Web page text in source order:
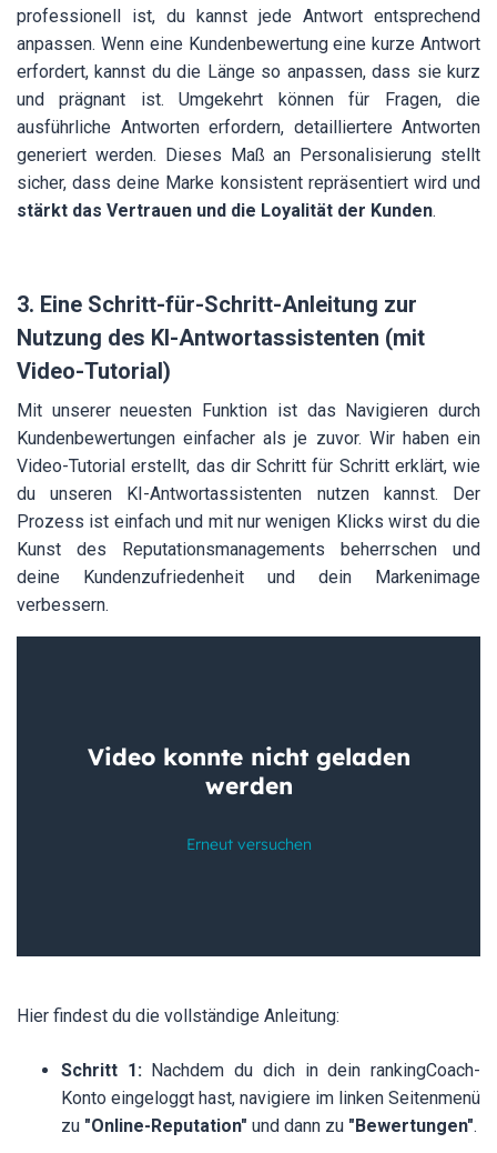
professionell ist, du kannst jede Antwort entsprechend
anpassen. Wenn eine Kundenbewertung eine kurze Antwort
erfordert, kannst du die Länge so anpassen, dass sie kurz
und prägnant ist. Umgekehrt können für Fragen, die
ausführliche Antworten erfordern, detailliertere Antworten
generiert werden. Dieses Maß an Personalisierung stellt
sicher, dass deine Marke konsistent repräsentiert wird und
stärkt das Vertrauen und die Loyalität der Kunden.
3. Eine Schritt-für-Schritt-Anleitung zur
Nutzung des KI-Antwortassistenten (mit
Video-Tutorial)
Mit unserer neuesten Funktion ist das Navigieren durch
Kundenbewertungen einfacher als je zuvor. Wir haben ein
Video-Tutorial erstellt, das dir Schritt für Schritt erklärt, wie
du unseren KI-Antwortassistenten nutzen kannst. Der
Prozess ist einfach und mit nur wenigen Klicks wirst du die
Kunst des Reputationsmanagements beherrschen und
deine Kundenzufriedenheit und dein Markenimage
verbessern.
Hier findest du die vollständige Anleitung:
Schritt 1: Nachdem du dich in dein rankingCoach-
Konto eingeloggt hast, navigiere im linken Seitenmenü
zu "Online-Reputation" und dann zu "Bewertungen".